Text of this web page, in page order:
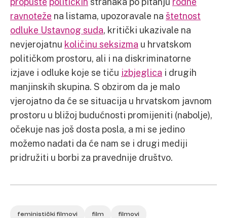
ravnoteže na listama, upozoravale na štetnost
odluke Ustavnog suda, kritički ukazivale na
nevjerojatnu količinu seksizma u hrvatskom
političkom prostoru, ali i na diskriminatorne
izjave i odluke koje se tiču izbjeglica i drugih
manjinskih skupina. S obzirom da je malo
vjerojatno da će se situacija u hrvatskom javnom
prostoru u bližoj budućnosti promijeniti (nabolje),
očekuje nas još dosta posla, a mi se jedino
možemo nadati da će nam se i drugi mediji
pridružiti u borbi za pravednije društvo.
feministički filmovi film filmovi